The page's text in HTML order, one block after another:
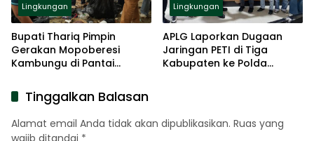
Lingkungan
Bupati Thariq Pimpin
Gerakan Mopoberesi
Kambungu di Pantai
Lingkungan
APLG Laporkan Dugaan
Jaringan PETI di Tiga
Kabupaten ke Polda
Tinggalkan Balasan
Alamat email Anda tidak akan dipublikasikan. Ruas yang